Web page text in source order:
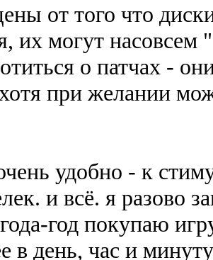
от того что
их могут
о патчах -
при желании
удобно - к
и всё. я разово
год покупаю
в день, час и